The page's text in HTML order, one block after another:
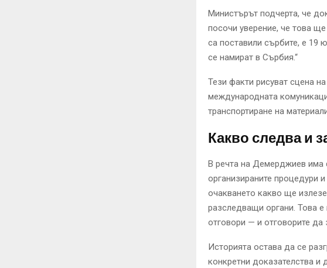
Министърът подчерта, че
посочи уверение, че това
са поставили сърбите, е 19
се намират в Сърбия.“
Тези факти рисуват сцена
международната
транспортиране на
Какво следва и
В речта на Демерджиев има
организираните процедури
очакването какво ще
разследващи органи. Това
отговори — и отговорите да
Историята остава да се
конкретни доказателства